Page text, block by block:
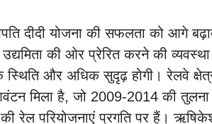
दीदी योजना की सफलता को आगे
की ओर प्रेरित करने की
स्थिति और अधिक सुदृढ़ होगी। रेलवे
मिला है, जो 2009-2014 की
रेल परियोजनाएं प्रगति पर हैं।